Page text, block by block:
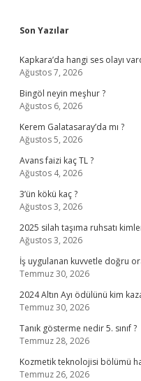
Sidebar
Son Yazılar
Kapkara’da hangi ses olayı
Ağustos 7, 2026
Bingöl neyin meşhur ?
Ağustos 6, 2026
Kerem Galatasaray’da mı ?
Ağustos 5, 2026
Avans faizi kaç TL ?
Ağustos 4, 2026
3’ün kökü kaç ?
Ağustos 3, 2026
2025 silah taşıma ruhsatı
Ağustos 3, 2026
İş uygulanan kuvvetle doğru
Temmuz 30, 2026
2024 Altın Ayı ödülünü kim
Temmuz 30, 2026
Tanık gösterme nedir 5. sınıf ?
Temmuz 28, 2026
Kozmetik teknolojisi bölümü
Temmuz 26, 2026